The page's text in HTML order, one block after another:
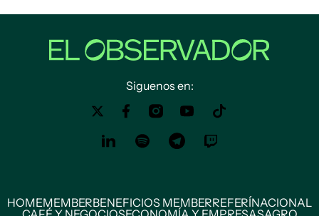
Siguenos en:
HOMEMEMBERBENEFICIOS MEMBERREFERÍNACIONAL